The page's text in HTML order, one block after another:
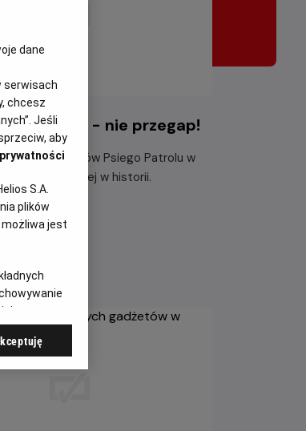
i dinozaury - nie przegap!
bohaterów Psiego Patrolu w
misji ratunkowej w historii.
dane
serwisach
chcesz
Jeśli
aby
S.A.
plików
możliwa jest